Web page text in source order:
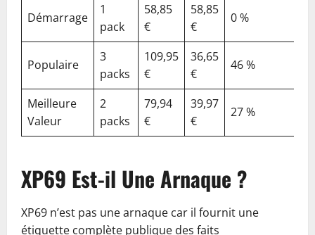
Démarrage
1
pack
58,85
€
58,85
€
0 %
Populaire
3
packs
109,95
€
36,65
€
46 %
Meilleure
Valeur
2
packs
79,94
€
39,97
€
27 %
XP69 Est-il Une Arnaque ?
XP69 n’est pas une arnaque car il fournit une
étiquette complète publique des faits